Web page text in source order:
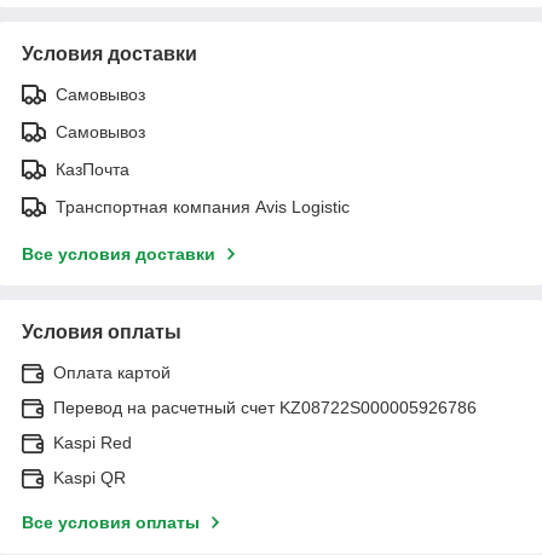
Условия доставки
Самовывоз
Самовывоз
КазПочта
Транспортная компания Avis Logistic
Все условия доставки
Условия оплаты
Оплата картой
Перевод на расчетный счет KZ08722S000005926786
Kaspi Red
Kaspi QR
Все условия оплаты